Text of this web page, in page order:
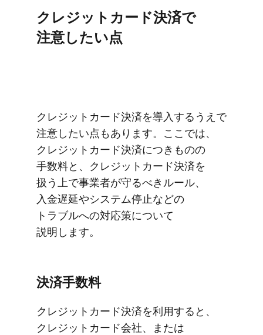
クレジットカード決済で​​
注意したい​​点
クレジットカード決済を​導入する​うえで​
注意したい点も​あります。​ここでは、​
クレジットカード決済に​つきものの​
手数料と、​クレジットカード決済を​
扱う上で​事業者が​守るべきルール、​
入金遅延や​システム停止などの​
トラブルへの​対応策に​ついて​
説明します。
決済手数料
クレジットカード決済を​利用すると、​
クレジットカード会社、​または​